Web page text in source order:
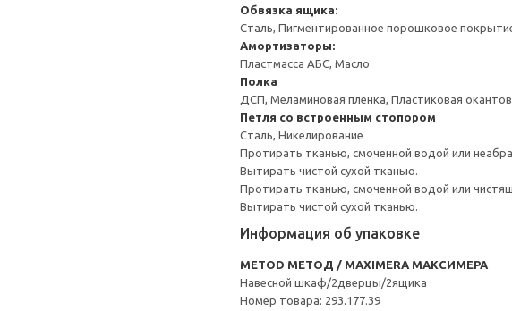
Обвязка ящика:
Сталь, Пигментированное порошковое
Амортизаторы:
Пластмасса АБС, Масло
Полка
ДСП, Меламиновая пленка, Пластиковая
Петля со встроенным стопором
Сталь, Никелирование
Протирать тканью, смоченной водой или
Вытирать чистой сухой тканью.
Протирать тканью, смоченной водой или
Вытирать чистой сухой тканью.
Информация об упаковке
METOD МЕТОД / MAXIMERA МАКСИМЕРА
Навесной шкаф/2дверцы/2ящика
Номер товара: 293.177.39